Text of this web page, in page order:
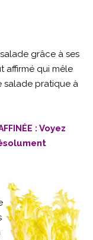
grâce à ses
affirmé qui mêle
salade pratique à
: Voyez